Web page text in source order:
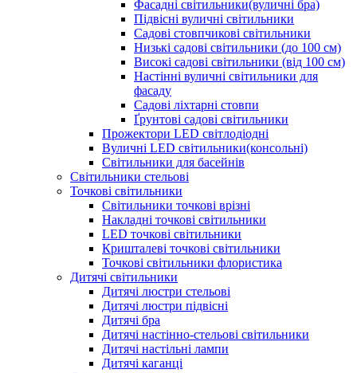
Фасадні світильники(вуличні бра)
Підвісні вуличні світильники
Садові стовпчикові світильники
Низькі садові світильники (до 100 см)
Високі садові світильники (від 100 см)
Настінні вуличні світильники для
фасаду
Садові ліхтарні стовпи
Ґрунтові садові світильники
Прожектори LED світлодіодні
Вуличні LED світильники(консольні)
Світильники для басейнів
Світильники стельові
Точкові світильники
Світильники точкові врізні
Накладні точкові світильники
LED точкові світильники
Кришталеві точкові світильники
Точкові світильники флористика
Дитячі світильники
Дитячі люстри стельові
Дитячі люстри підвісні
Дитячі бра
Дитячі настінно-стельові світильники
Дитячі настільні лампи
Дитячі каганці